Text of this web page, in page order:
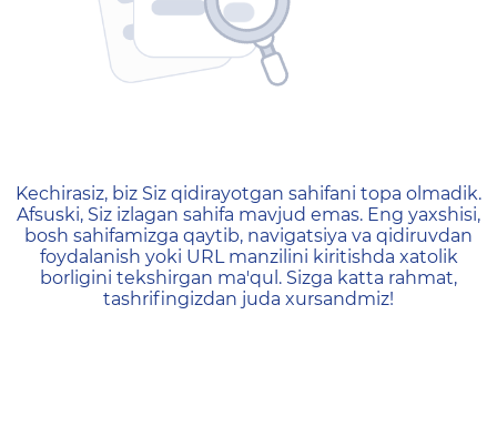
404 — Страница не
Kechirasiz, biz Siz qidirayotgan sahifani topa olmadik.
Afsuski, Siz izlagan sahifa mavjud emas. Eng yaxshisi,
bosh sahifamizga qaytib, navigatsiya va qidiruvdan
foydalanish yoki URL manzilini kiritishda xatolik
borligini tekshirgan ma'qul. Sizga katta rahmat,
tashrifingizdan juda xursandmiz!